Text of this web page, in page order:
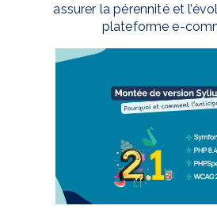
assurer la pérennité et
plateforme e-